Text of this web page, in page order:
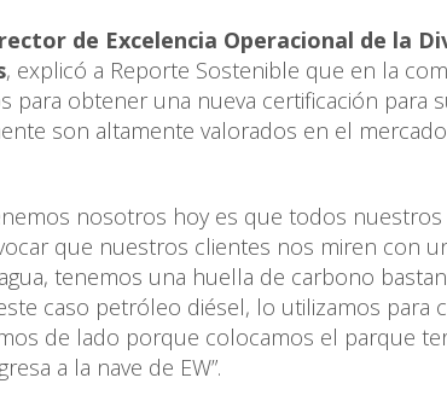
de Excelencia Operacional de la
, explicó a Reporte Sostenible que en la
para obtener una nueva certificación para
son altamente valorados en el
nosotros hoy es que todos
que nuestros clientes nos miren con
tenemos una huella de carbono
caso petróleo diésel, lo utilizamos para
de lado porque colocamos el parque
a la nave de EW”.